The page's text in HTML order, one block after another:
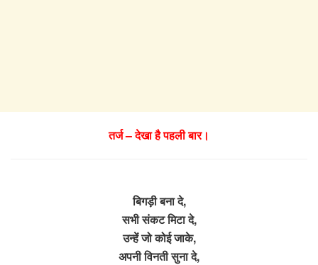
तर्ज – देखा है पहली बार।
बिगड़ी बना दे,
सभी संकट मिटा दे,
उन्हें जो कोई जाके,
अपनी विनती सुना दे,